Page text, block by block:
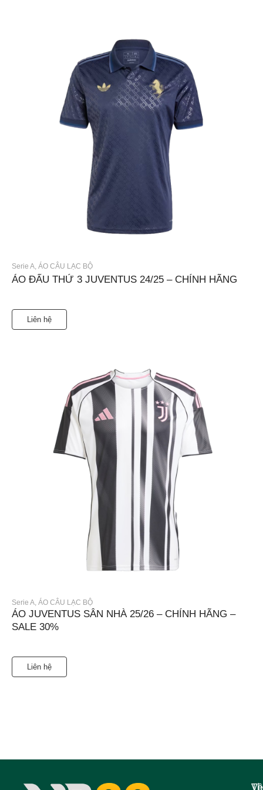
Serie A ÁO CÂU LẠC BỘ
ÁO ĐẤU THỨ 3 JUVENTUS 24/25 – CHÍNH HÃNG
Liên hệ
Serie A ÁO CÂU LẠC BỘ
ÁO JUVENTUS SÂN NHÀ 25/26 – CHÍNH HÃNG –
SALE 30%
Liên hệ
Về